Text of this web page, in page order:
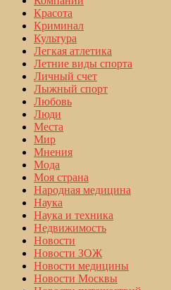
Красота
Криминал
Культура
Легкая атлетика
Летние виды спорта
Личный счет
Лыжный спорт
Любовь
Люди
Места
Мир
Мнения
Мода
Моя страна
Народная медицина
Наука
Наука и техника
Недвижимость
Новости
Новости ЗОЖ
Новости медицины
Новости Москвы